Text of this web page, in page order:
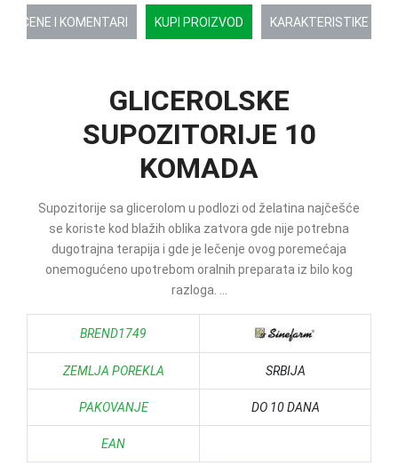
OCENE I KOMENTARI KUPI PROIZVOD KARAKTERISTIKE
GLICEROLSKE
SUPOZITORIJE 10
KOMADA
Supozitorije sa glicerolom u podlozi od želatina najčešće
se koriste kod blažih oblika zatvora gde nije potrebna
dugotrajna terapija i gde je lečenje ovog poremećaja
onemogućeno upotrebom oralnih preparata iz bilo kog
razloga. ...
BREND1749
ZEMLJA POREKLA SRBIJA
PAKOVANJE DO 10 DANA
EAN